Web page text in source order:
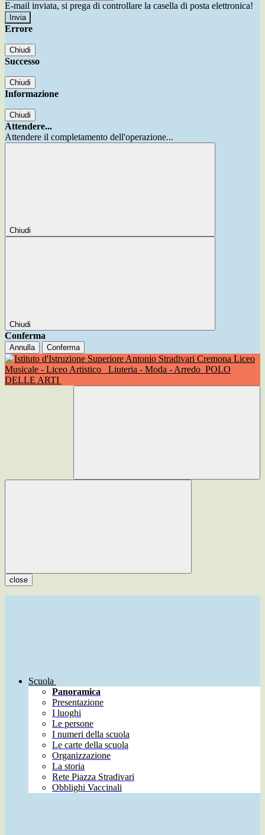
E-mail inviata, si prega di controllare la casella di posta elettronica!
Errore
Chiudi
Successo
Chiudi
Informazione
Chiudi
Attendere...
Attendere il completamento dell'operazione...
Chiudi
Chiudi
Conferma
Annulla Conferma
Liceo
Musicale - Liceo Artistico
Liuteria - Moda - Arredo POLO
DELLE ARTI
close
Scuola
Panoramica
Presentazione
I luoghi
Le persone
I numeri della scuola
Le carte della scuola
Organizzazione
La storia
Rete Piazza Stradivari
Obblighi Vaccinali